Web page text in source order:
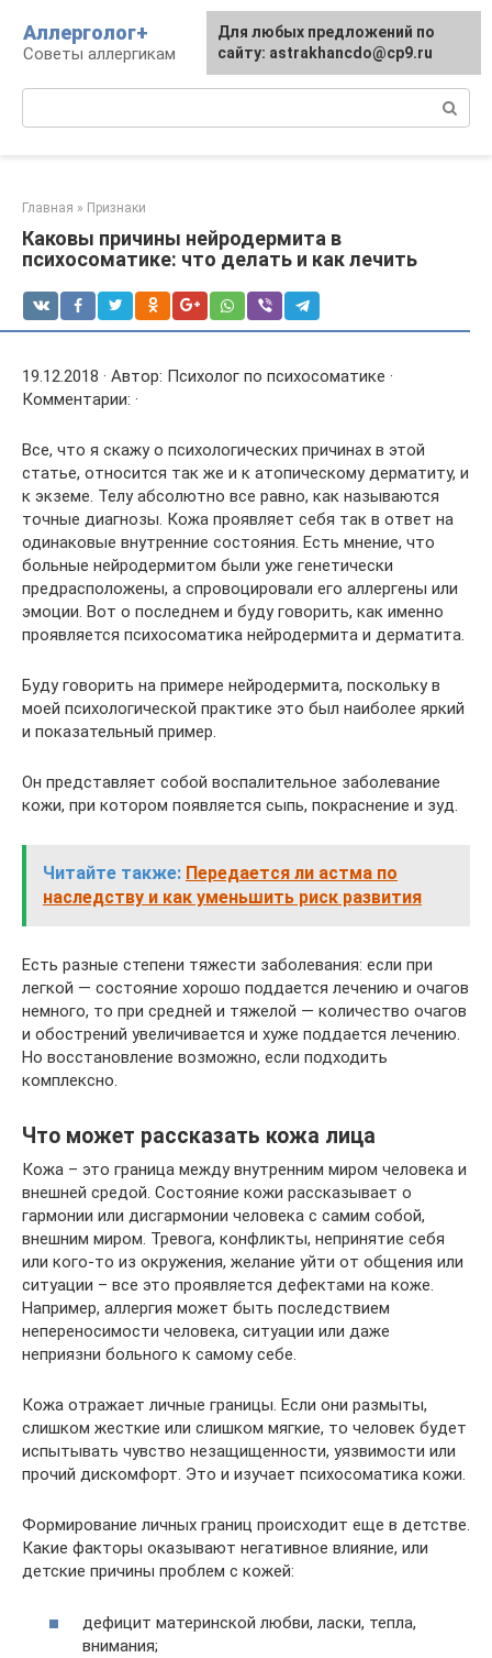
контенту
Аллерголог+
Советы аллергикам
Главная » Признаки
Каковы причины нейродермита в
психосоматике: что делать и как лечить
19.12.2018 · Автор: Психолог по психосоматике ·
Комментарии: ·
Все, что я скажу о психологических причинах в этой
статье, относится так же и к атопическому дерматиту, и
к экземе. Телу абсолютно все равно, как называются
точные диагнозы. Кожа проявляет себя так в ответ на
одинаковые внутренние состояния. Есть мнение, что
больные нейродермитом были уже генетически
предрасположены, а спровоцировали его аллергены или
эмоции. Вот о последнем и буду говорить, как именно
проявляется психосоматика нейродермита и дерматита.
Буду говорить на примере нейродермита, поскольку в
моей психологической практике это был наиболее яркий
и показательный пример.
Он представляет собой воспалительное заболевание
кожи, при котором появляется сыпь, покраснение и зуд.
Читайте также: Передается ли астма по
наследству и как уменьшить риск развития
Есть разные степени тяжести заболевания: если при
легкой — состояние хорошо поддается лечению и очагов
немного, то при средней и тяжелой — количество очагов
и обострений увеличивается и хуже поддается лечению.
Но восстановление возможно, если подходить
комплексно.
Что может рассказать кожа лица
Кожа – это граница между внутренним миром человека и
внешней средой. Состояние кожи рассказывает о
гармонии или дисгармонии человека с самим собой,
внешним миром. Тревога, конфликты, непринятие себя
или кого-то из окружения, желание уйти от общения или
ситуации – все это проявляется дефектами на коже.
Например, аллергия может быть последствием
непереносимости человека, ситуации или даже
неприязни больного к самому себе.
Кожа отражает личные границы. Если они размыты,
слишком жесткие или слишком мягкие, то человек будет
испытывать чувство незащищенности, уязвимости или
прочий дискомфорт. Это и изучает психосоматика кожи.
Формирование личных границ происходит еще в детстве.
Какие факторы оказывают негативное влияние, или
детские причины проблем с кожей:
дефицит материнской любви, ласки, тепла,
внимания;
Для любых предложений по
сайту: astrakhancdo@cp9.ru